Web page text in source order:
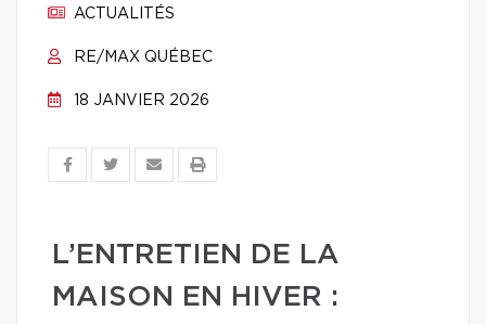
ACTUALITÉS
RE/MAX QUÉBEC
18 JANVIER 2026
L’ENTRETIEN DE LA
MAISON EN HIVER :